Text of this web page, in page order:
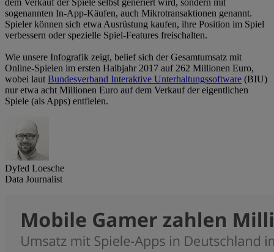
dem Verkauf der Spiele selbst generiert wird, sondern mit
sogenannten In-App-Käufen, auch Mikrotransaktionen genannt.
Spieler können sich etwa Ausrüstung kaufen, ihre Position im Spiel
verbessern oder spezielle Spiel-Features freischalten.
Wie unsere Infografik zeigt, belief sich der Gesamtumsatz mit
Online-Spielen im ersten Halbjahr 2017 auf 262 Millionen Euro,
wobei lautBundesverband Interaktive Unterhaltungssoftware (BIU)
nur etwa acht Millionen Euro auf dem Verkauf der eigentlichen
Spiele (als Apps) entfielen.
Dyfed Loesche
Data Journalist